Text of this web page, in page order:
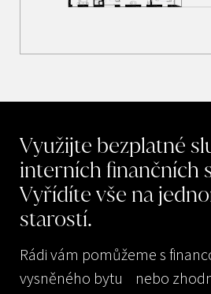
Využijte bezplatné
interních finančních
Vyřídíte vše na
starostí.
Rádi vám pomůžeme s
vysněného bytu nebo